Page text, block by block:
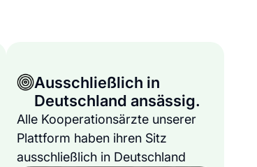
Ausschließlich in
Deutschland ansässig.
Alle Kooperationsärzte unserer
Plattform haben ihren Sitz
ausschließlich in Deutschland